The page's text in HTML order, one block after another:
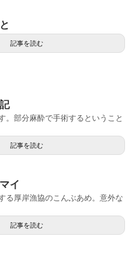
記事を読む
。部分麻酔で手術するということ
記事を読む
イ
る厚岸漁協のこんぶあめ。意外な
記事を読む